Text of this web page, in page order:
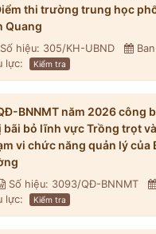
thi trường trung học
Quang
Số hiệu: 305/KH-UBND
lực: Kiểm tra
BNNMT năm 2026 công
bỏ lĩnh vực Trồng trọt
vi chức năng quản lý của
Số hiệu: 3093/QĐ-BNNMT
lực: Kiểm tra